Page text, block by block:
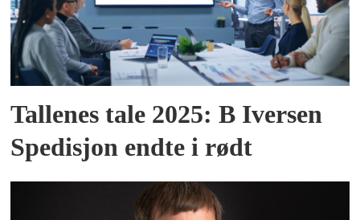
Tallenes tale 2025: B Iversen
Spedisjon endte i rødt